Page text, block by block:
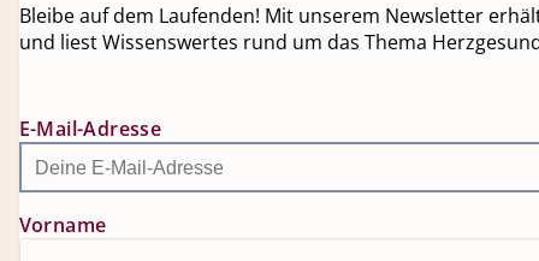
Bleibe auf dem Laufenden! Mit unserem Newsletter
und liest Wissenswertes rund um das Thema
E-Mail-Adresse
Vorname